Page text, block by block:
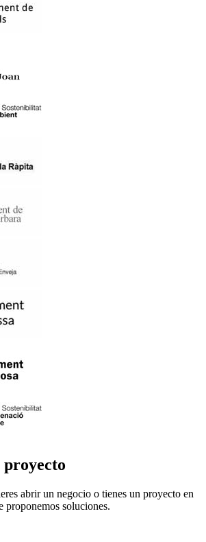
abrir un negocio o tienes un proyecto en
proponemos soluciones.